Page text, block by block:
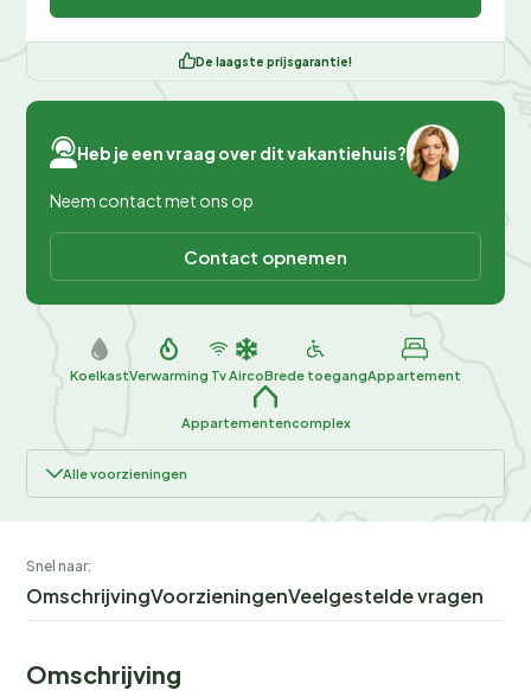
De laagste prijsgarantie!
Heb je een vraag over dit vakantiehuis?
Neem contact met ons op
Contact opnemen
KoelkastVerwarming TvAircoBrede toegangAppartement
Appartementencomplex
Alle voorzieningen
Snel naar:
OmschrijvingVoorzieningenVeelgestelde vragen
Omschrijving